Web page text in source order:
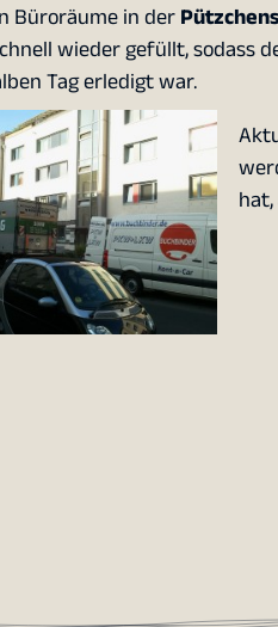
Büroräume in der
wieder gefüllt, sodass
Tag erledigt war.